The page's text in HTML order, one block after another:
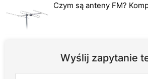
Czym są anteny FM?
Wyślij zapytanie